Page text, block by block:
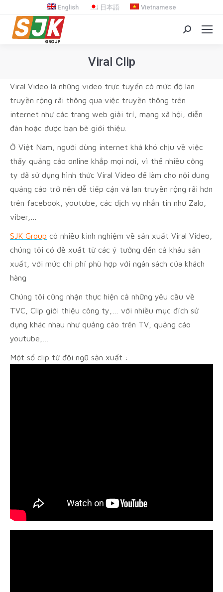
English 日本語 Vietnamese
Search:
Viral Clip
Viral Video là những video trực tuyến có mức độ lan
truyền rộng rãi thông qua việc truyền thông trên
internet như các trang web giải trí, mạng xã hội, diễn
đàn hoặc được bạn bè giới thiệu.
Ở Việt Nam, người dùng internet khá khó chịu về việc
thấy quảng cáo online khắp mọi nơi, vì thế nhiều công
ty đã sử dụng hình thức Viral Video để làm cho nội dung
quảng cáo trở nên dễ tiếp cận và lan truyền rộng rãi hơn
trên facebook, youtube, các dịch vụ nhắn tin như Zalo,
viber,…
SJK Group có nhiều kinh nghiệm về sản xuất Viral Video,
chúng tôi có đề xuất từ các ý tưởng đến cả khâu sản
xuất, với mức chi phí phù hợp với ngân sách của khách
hàng
Chúng tôi cũng nhận thực hiện cả những yêu cầu về
TVC, Clip giới thiệu công ty,… với nhiều mục đích sử
dụng khác nhau như quảng cáo trên TV, quảng cáo
youtube,…
Một số clip từ đội ngũ sản xuất :